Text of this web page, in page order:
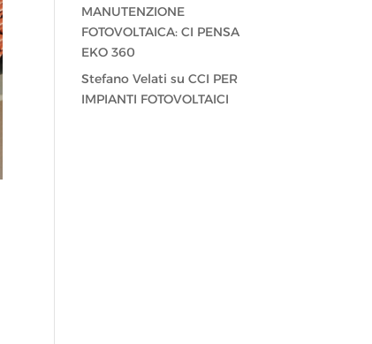
MANUTENZIONE
FOTOVOLTAICA: CI PENSA
EKO 360
Stefano Velati suCCI PER
IMPIANTI FOTOVOLTAICI